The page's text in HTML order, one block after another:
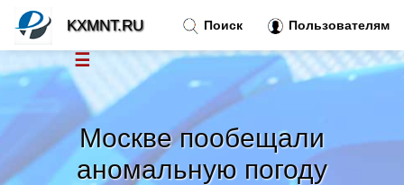
Москве пообещали
аномальную погоду
Поиск Пользователям
KXMNT.RU
☰
Новости
Тренды новостей»